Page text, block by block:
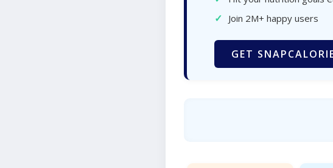
✓ Join 2M+ happy users
GET